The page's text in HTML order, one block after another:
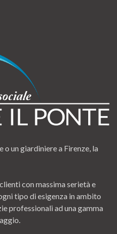
o un giardiniere a Firenze, la
con massima serietà e
tipo di esigenza in ambito
professionali ad una gamma